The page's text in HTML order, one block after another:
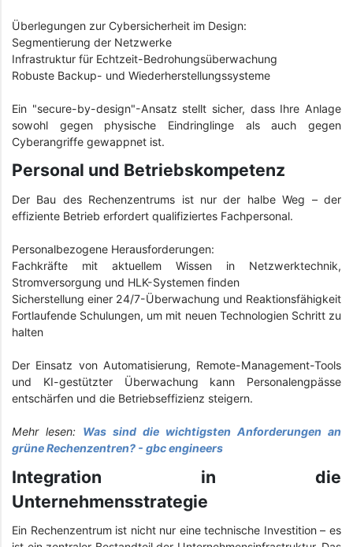
Überlegungen zur Cybersicherheit im Design:
Segmentierung der Netzwerke
Infrastruktur für Echtzeit-Bedrohungsüberwachung
Robuste Backup- und Wiederherstellungssysteme
Ein "secure-by-design"-Ansatz stellt sicher, dass Ihre Anlage
sowohl gegen physische Eindringlinge als auch gegen
Cyberangriffe gewappnet ist.
Personal und Betriebskompetenz
Der Bau des Rechenzentrums ist nur der halbe Weg – der
effiziente Betrieb erfordert qualifiziertes Fachpersonal.
Personalbezogene Herausforderungen:
Fachkräfte mit aktuellem Wissen in Netzwerktechnik,
Stromversorgung und HLK-Systemen finden
Sicherstellung einer 24/7-Überwachung und Reaktionsfähigkeit
Fortlaufende Schulungen, um mit neuen Technologien Schritt zu
halten
Der Einsatz von Automatisierung, Remote-Management-Tools
und KI-gestützter Überwachung kann Personalengpässe
entschärfen und die Betriebseffizienz steigern.
Mehr lesen: Was sind die wichtigsten Anforderungen an
grüne Rechenzentren? - gbc engineers
Integration in die
Unternehmensstrategie
Ein Rechenzentrum ist nicht nur eine technische Investition – es